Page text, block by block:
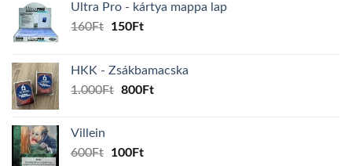
Ultra Pro - kártya mappa lap
160Ft
Original
160Ft.
150FtCurrent
150Ft.
HKK - Zsákbamacska
1.000Ft Original
800FtCurrent
Villein
600Ft
Original
100FtCurrent